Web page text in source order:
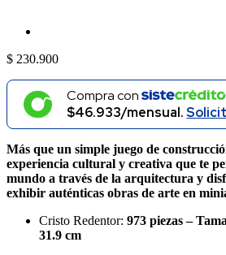
$ 230.900
Compra con
$46.933/mensual.
Más que un simple juego de
experiencia cultural y creativa que te
mundo a través de la arquitectura y
exhibir auténticas obras de arte en
Cristo Redentor: 973 piezas –
31.9 cm